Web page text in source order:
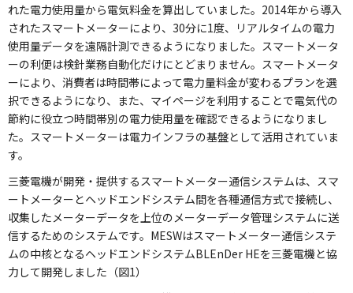
れた電力使用量から電気料金を算出していました。2014年から導入
されたスマートメーターにより、30分に1度、リアルタイムの電力
使用量データを遠隔計測できるようになりました。スマートメータ
ーの利便は検針業務自動化だけにとどまりません。スマートメータ
ーにより、消費者は時間帯によって電力量料金が変わるプランを選
択できるようになり、また、マイページを利用することで電気代の
節約に役立つ時間帯別の電力使用量を確認できるようになりまし
た。スマートメーターは電力インフラの基盤として活用されていま
す。
三菱電機が開発・提供するスマートメーター通信システムは、スマ
ートメーターとヘッドエンドシステム間を各種通信方式で接続し、
収集したメーターデータを上位のメーターデータ管理システムに送
信するためのシステムです。MESWはスマートメーター通信システ
ムの中核となるヘッドエンドシステムBLEnDer HEを三菱電機と協
力して開発しました（図1）